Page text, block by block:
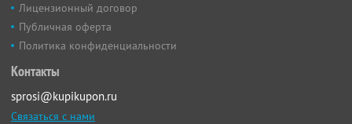
Лицензионный договор
Публичная оферта
Политика конфиденциальности
Контакты
sprosi@kupikupon.ru
Связаться с нами